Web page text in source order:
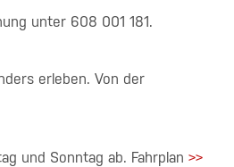
unter 608 001 181.
erleben. Von der
und Sonntag ab. Fahrplan >>